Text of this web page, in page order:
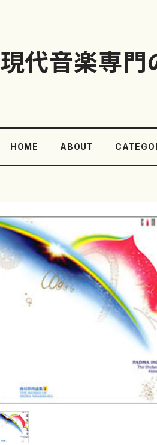
現代音楽専
HOME ABOUT